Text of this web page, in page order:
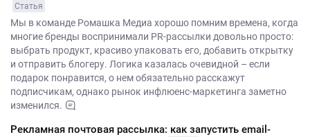
Статья
Мы в команде Ромашка Медиа хорошо помним времена, когда
многие бренды воспринимали PR-рассылки довольно просто:
выбрать продукт, красиво упаковать его, добавить открытку
и отправить блогеру. Логика казалась очевидной – если
подарок понравится, о нем обязательно расскажут
подписчикам, однако рынок инфлюенс-маркетинга заметно
изменился.
Рекламная почтовая рассылка: как запустить email-